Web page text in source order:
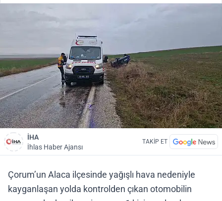
İHA
İhlas Haber Ajansı
TAKİP ET
Çorum’un Alaca ilçesinde yağışlı hava nedeniyle
kayganlaşan yolda kontrolden çıkan otomobilin